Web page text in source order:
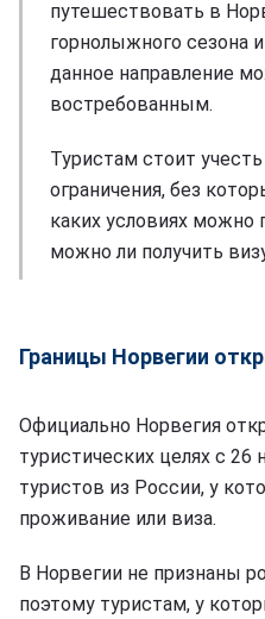
путешествовать в
горнолыжного сезона
данное направление
востребованным.
Туристам стоит
ограничения, без
каких условиях можно
можно ли получить
Границы Норвегии
Официально Норвегия
туристических целях с 26
туристов из России, у
проживание или виза.
В Норвегии не признаны
поэтому туристам, у